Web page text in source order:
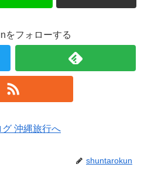
をフォローする
shuntarokun